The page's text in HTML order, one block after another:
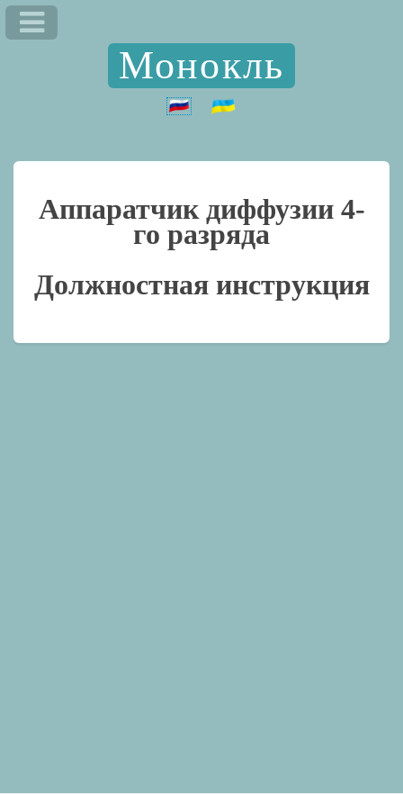
Монокль
Аппаратчик диффузии 4-
го разряда
Должностная инструкция